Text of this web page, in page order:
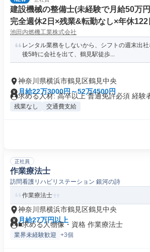
建設機械の整備士(未経験で月給50万
完全週休2日×残業&転勤なし×年休
池田内燃機工業株式会社
レンタル業務をしないから、シフトの週末出
後5時に会社を出て、鶴見駅徒歩...
神奈川県横浜市鶴見区鶴見中央
月給22万3000円～52万4500円
求める人材: 高卒以上 普通免許必須 経験
残業なし 交通費支給
正社員
作業療法士
訪問看護リハビリステーション 銀河の詩
作業療法士
神奈川県横浜市鶴見区鶴見中央
月給27万円以上
■求める人物像・資格 作業療法士
業界未経験歓迎 +3個